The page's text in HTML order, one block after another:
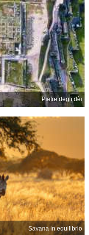
Pietre degli dèi
Savana in equilibrio